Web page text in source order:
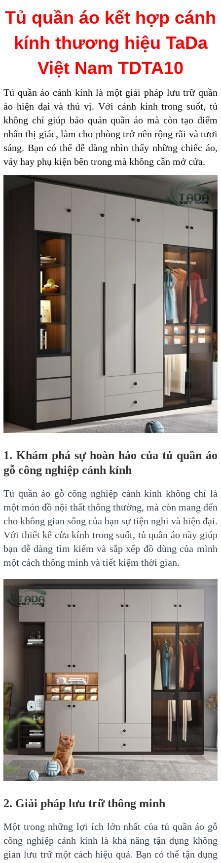
Tủ quần áo kết hợp cánh
kính thương hiệu TaDa
Việt Nam TDTA10
Tủ quần áo cánh kính là một giải pháp lưu trữ quần
áo hiện đại và thú vị. Với cánh kính trong suốt, tủ
không chỉ giúp bảo quản quần áo mà còn tạo điểm
nhấn thị giác, làm cho phòng trở nên rộng rãi và tươi
sáng. Bạn có thể dễ dàng nhìn thấy những chiếc áo,
váy hay phụ kiện bên trong mà không cần mở cửa.
1. Khám phá sự hoàn hảo của tủ quần áo
gỗ công nghiệp cánh kính
Tủ quần áo gỗ công nghiệp cánh kính không chỉ là
một món đồ nội thất thông thường, mà còn mang đến
cho không gian sống của bạn sự tiện nghi và hiện đại.
Với thiết kế cửa kính trong suốt, tủ quần áo này giúp
bạn dễ dàng tìm kiếm và sắp xếp đồ dùng của mình
một cách thông minh và tiết kiệm thời gian.
2. Giải pháp lưu trữ thông minh
Một trong những lợi ích lớn nhất của tủ quần áo gỗ
công nghiệp cánh kính là khả năng tận dụng không
gian lưu trữ một cách hiệu quả. Bạn có thể tận dụng